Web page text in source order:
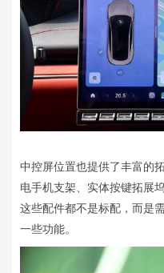
中控屏位置也提供了丰富的
电手机支架、实体按键拓展
这些配件都不是标配，而是
一些功能。